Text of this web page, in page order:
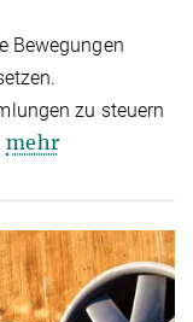
Bewegungen
zu steuern
mehr